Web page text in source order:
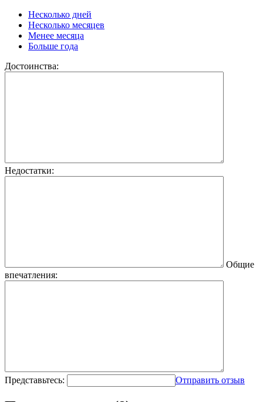
Несколько дней
Несколько месяцев
Менее месяца
Больше года
Достоинства:
Недостатки:
Общие
впечатления:
Представьтесь: Отправить отзыв